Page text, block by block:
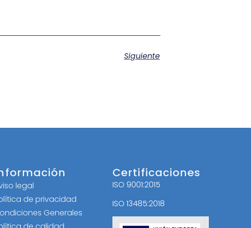
Siguiente
legal
de privacidad
Generales
Certificaciones
ISO 9001:2015
ISO 13485:2018